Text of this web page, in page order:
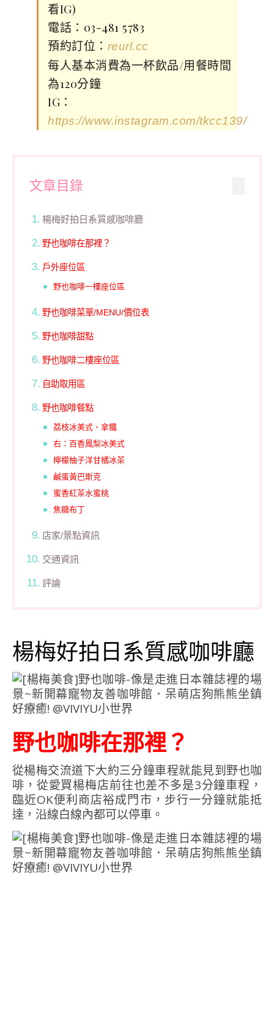
看IG)
電話：03-481 5783
預約訂位： reurl.cc
每人基本消費為一杯飲品/用餐時間
為120分鐘
IG：
https://www.instagram.com/tkcc139/
文章目錄
楊梅好拍日系質感咖啡廳
野也咖啡在那裡？
戶外座位區
野也咖啡一樓座位區
野也咖啡菜單/MENU/價位表
野也咖啡甜點
野也咖啡二樓座位區
自助取用區
野也咖啡餐點
荔枝冰美式、拿鐵
右：百香鳳梨冰美式
檸檬柚子洋甘橘冰茶
鹹蛋黃巴斯克
蜜香紅茶水蜜桃
焦糖布丁
店家/景點資訊
交通資訊
評論
楊梅好拍日系質感咖啡廳
野也咖啡在那裡？
從楊梅交流道下大約三分鐘車程就能見到野也咖
啡，從愛買楊梅店前往也差不多是3分鐘車程，
臨近OK便利商店裕成門市，步行一分鐘就能抵
達，沿線白線內都可以停車。